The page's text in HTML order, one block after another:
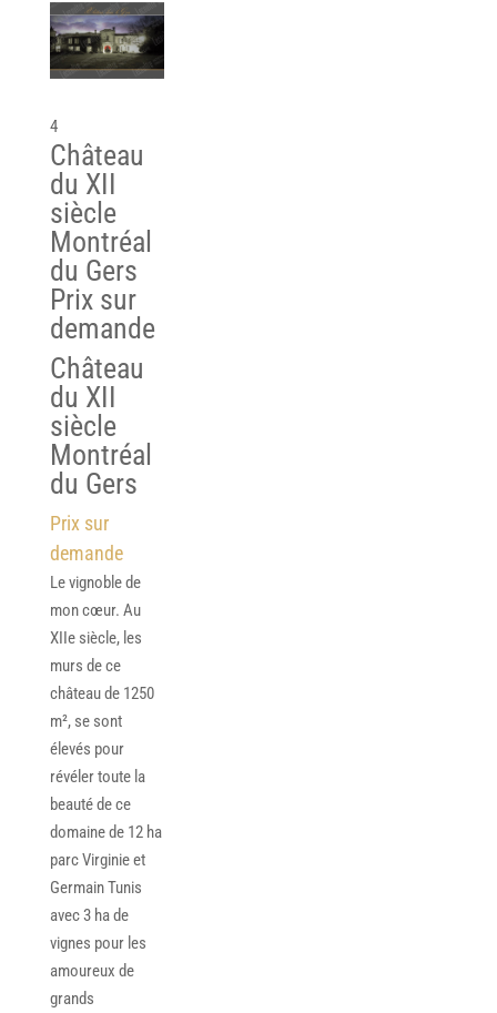
4
Château
du XII
siècle
Montréal
du Gers
Prix sur
demande
Château
du XII
siècle
Montréal
du Gers
Prix sur
demande
Le vignoble de
mon cœur. Au
XIIe siècle, les
murs de ce
château de 1250
m², se sont
élevés pour
révéler toute la
beauté de ce
domaine de 12 ha
parc Virginie et
Germain Tunis
avec 3 ha de
vignes pour les
amoureux de
grands